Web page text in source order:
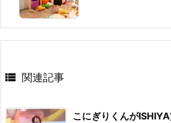
 関連記事
こにぎりくんが